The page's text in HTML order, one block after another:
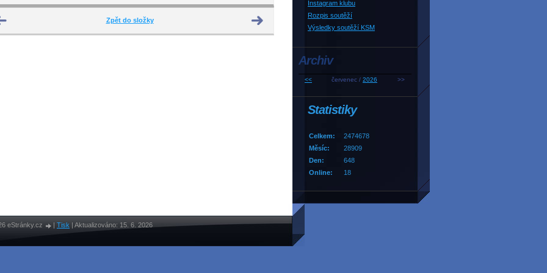
Zpět do složky
Instagram klubu
Rozpis soutěží
Výsledky soutěží KSM
Archiv
<< červenec / 2026 >>
Statistiky
Online: 18
Celkem:
2474678
Měsíc:
28909
Den:
648
eStránky.cz Tisk Aktualizováno: 15. 6. 2026